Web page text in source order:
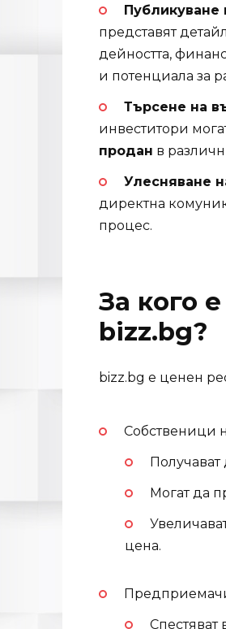
Публикуване
представят
дейността,
и потенциала за
Търсене на
инвеститори
продан в
Улесняване
директна
процес.
За кого
bizz.bg?
bizz.bg е ценен
Собственици
Могат да
цена.